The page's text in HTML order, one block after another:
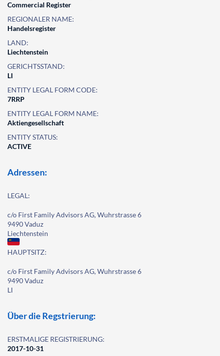
Commercial Register
REGIONALER NAME:
Handelsregister
LAND:
Liechtenstein
GERICHTSSTAND:
LI
ENTITY LEGAL FORM CODE:
7RRP
ENTITY LEGAL FORM NAME:
Aktiengesellschaft
ENTITY STATUS:
ACTIVE
Adressen:
LEGAL:
c/o First Family Advisors AG, Wuhrstrasse 6
9490 Vaduz
Liechtenstein
HAUPTSITZ:
c/o First Family Advisors AG, Wuhrstrasse 6
9490 Vaduz
LI
Über die Regstrierung:
ERSTMALIGE REGISTRIERUNG:
2017-10-31